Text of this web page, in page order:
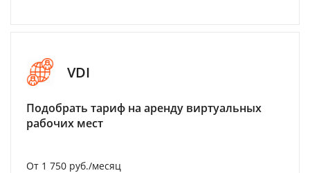
VDI
Подобрать тариф на аренду виртуальных
рабочих мест
От 1 750 руб./месяц